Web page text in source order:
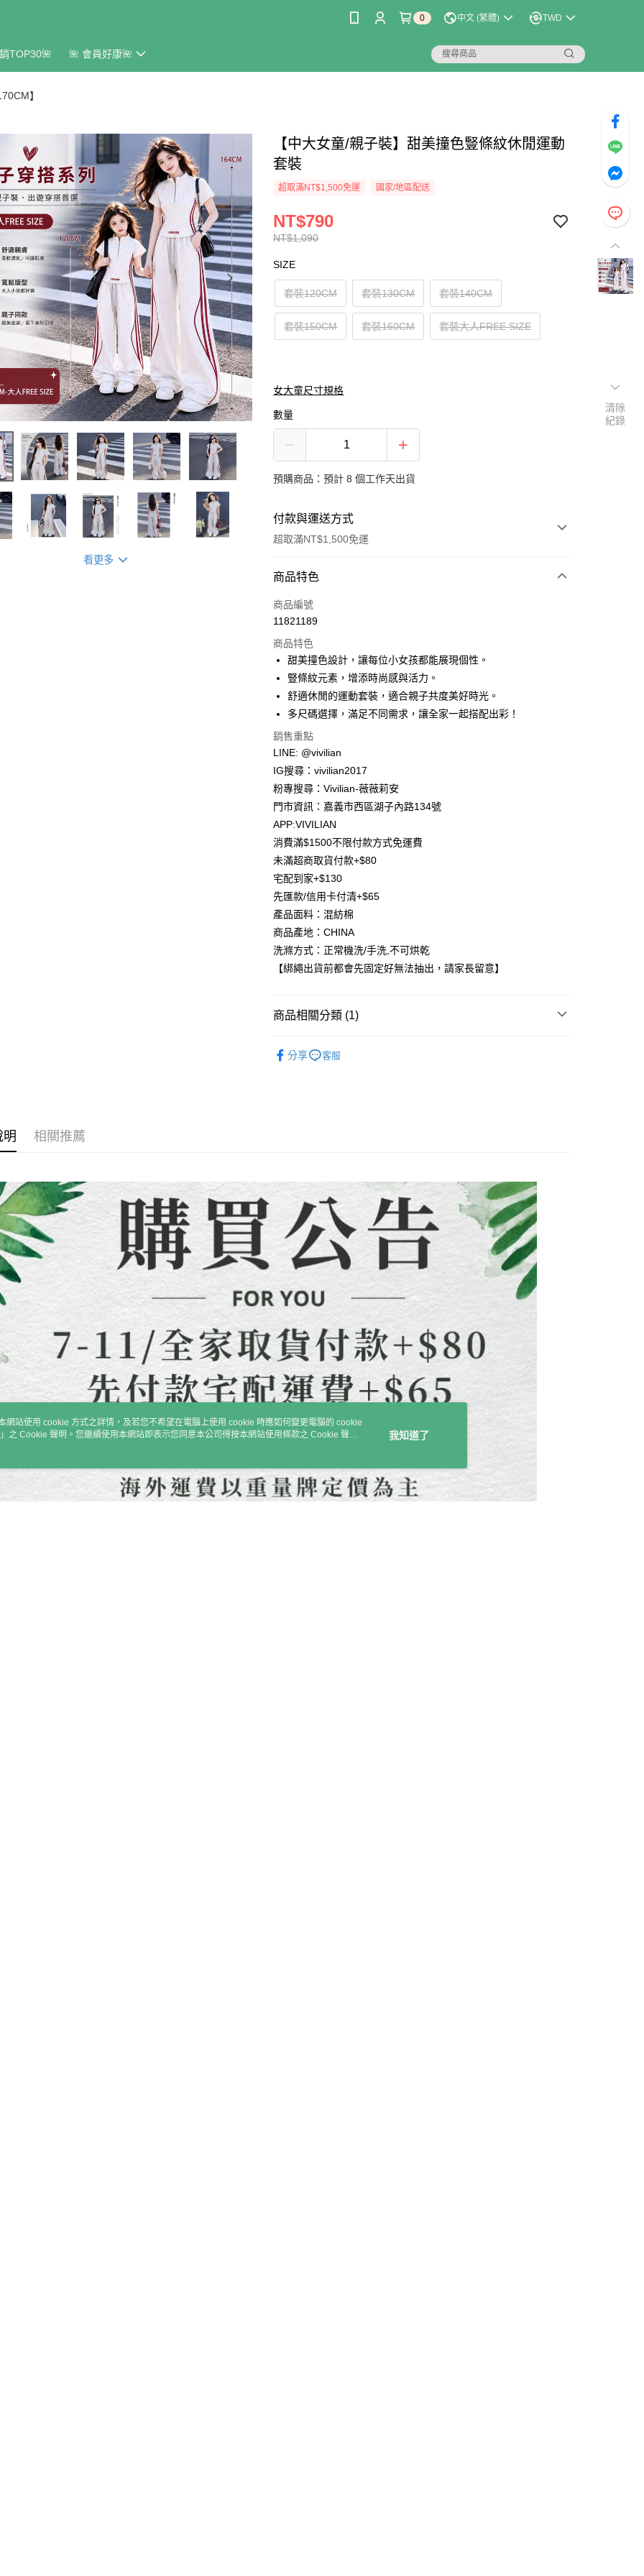
0 中文 (繁體) TWD
TOP30🌺 🌺 會員好康🌺
】
看更多
【中大女童/親子裝】甜美撞色豎條紋休閒運動
套裝
超取滿NT$1,500免運 國家/地區配送
NT$1,090
NT$790
SIZE
套裝120CM 套裝130CM 套裝140CM
套裝150CM 套裝160CM 套裝大人FREE SIZE
女大童尺寸規格
數量
預購商品：預計 8 個工作天出貨
付款與運送方式
超取滿NT$1,500免運
付款方式
信用卡一次付款
3 期 0 利率 每期NT$263
合作金庫商業銀行
第一商業銀行
華南商業銀行
彰化商業銀行
國泰世華商業銀行
兆豐國際商業銀行
臺灣中小企業銀行
匯豐（台灣）商業銀行
聯邦商業銀行
玉山商業銀行
台新國際商業銀行
中國信託商業銀行
台灣樂天信用卡公司
超商取貨付款
Apple Pay
街口支付
悠遊付
Google Pay
大哥付你分期
相關說明
1.本服務由台灣大哥大提供，台灣大哥大用戶可立即使用無須另外申請。
2.付款方式選擇「大哥付你分期」，訂單成立後會自動跳轉到大哥付的交易
流程，驗證手機門號後，選擇欲分期的期數、繳款截止日，確認付款後即
完成交易。
3.實際核准額度、可分期數及費用金額請依後續交易確認頁面所載為準。
4.訂單成立30分鐘內，如未前往確認交易或遇審核未通過，訂單將自動取
無法說明評估內容。
醒簡訊。
【注意事項】
AFTEE先享後付
相關說明
【關於「AFTEE先享後付」】
便利好安心！
１．簡單：不需註冊會員、不需綁卡、不需儲值。
２．便利：只要手機號碼，簡訊認證，即可結帳。
３．安心：先確認商品／服務後，再付款。
１．於結帳方式選擇「AFTEE先享後付」後，將跳轉至「AFTEE先享後
３．收到繳費通知簡訊後14天內，點擊此簡訊中的連結，可透過四大超商
１．透過由恩沛科技股份有限公司提供之「AFTEE先享後付」服務完成之
交易，需依本服務之必要範圍內提供個人資料，並將交易相關給付款項請
求債權轉讓予恩沛科技股份有限公司。
２．關於個人資料處理事宜，請瀏覽以下網址：
https://aftee.tw/terms/#terms3
３．未成年的使用者請事先徵得法定代理人或監護人之同意方可使用
「AFTEE先享後付」，若未經同意申辦者引起之損失，本公司不負相關責
任。
４．使用「AFTEE先享後付」時，將依據個別帳號之用戶狀況，依本公司
即時審查核予不同之上限額度；若仍有額度不足之情形，本公司將視審查
５．嚴禁一人註冊多個帳號或使用他人資訊註冊。若發現惡意使用之情
形，恩沛科技股份有限公司將有權停止該用戶之使用額度並採取法律行
動。
ATM付款
貨到付款
全家取貨付款
每筆NT$130，滿NT$1,500(含以上)免運費
海外配送 查看運費
商品特色
商品編號
11821189
商品特色
甜美撞色設計，讓每位小女孩都能展現個性。
豎條紋元素，增添時尚感與活力。
舒適休閒的運動套裝，適合親子共度美好時光。
多尺碼選擇，滿足不同需求，讓全家一起搭配出彩！
銷售重點
LINE: @vivilian
IG搜尋：vivilian2017
粉專搜尋：Vivilian-薇薇莉安
門市資訊：嘉義市西區湖子內路134號
APP:VIVILIAN
消費滿$1500不限付款方式免運費
未滿超商取貨付款+$80
宅配到家+$130
先匯款/信用卡付清+$65
產品面料：混紡棉
商品產地：CHINA
洗滌方式：正常機洗/手洗,不可烘乾
【綁繩出貨前都會先固定好無法抽出，請家長留意】
商品相關分類 (1)
分享
客服
明 相關推薦
清除
紀錄
網站使用 cookie 方式之詳情，及若您不希望在電腦上使用 cookie 時應如何變更電腦的 cookie
」之 Cookie 聲明。您繼續使用本網站即表示您同意本公司得按本網站使用條款之 Cookie 聲明
我知道了